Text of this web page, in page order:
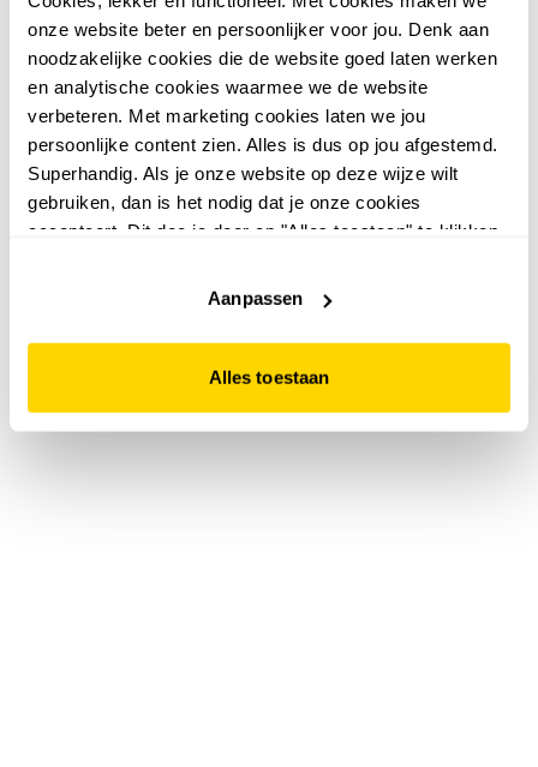
onze website beter en persoonlijker voor jou. Denk aan
noodzakelijke cookies die de website goed laten werken
en analytische cookies waarmee we de website
verbeteren. Met marketing cookies laten we jou
persoonlijke content zien. Alles is dus op jou afgestemd.
Superhandig. Als je onze website op deze wijze wilt
gebruiken, dan is het nodig dat je onze cookies
accepteert. Dit doe je door op "Alles toestaan" te klikken.
website niet optimaal functioneert.
Aanpassen
Alles toestaan